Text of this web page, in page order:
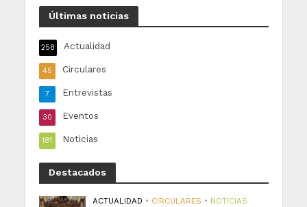
Últimas noticias
Actualidad
258
Circulares
45
Entrevistas
7
Eventos
30
Noticias
181
Destacados
ACTUALIDAD • CIRCULARES • NOTICIAS